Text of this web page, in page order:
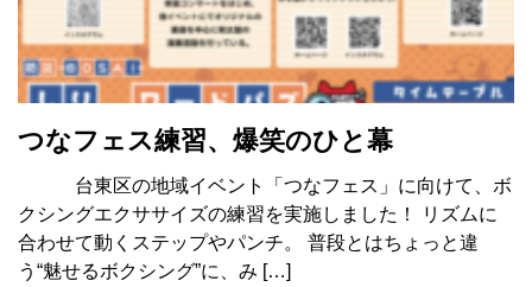
つなフェス練習、爆笑のひと幕
台東区の地域イベント「つなフェス」に向けて、ボ
クシングエクササイズの練習を実施しました！ リズムに
合わせて動くステップやパンチ。 普段とはちょっと違
う“魅せるボクシング”に、み […]